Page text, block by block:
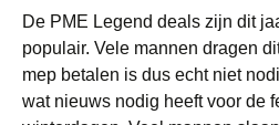
De PME Legend deals zijn dit
populair. Vele mannen dragen
mep betalen is dus echt niet
wat nieuws nodig heeft voor de